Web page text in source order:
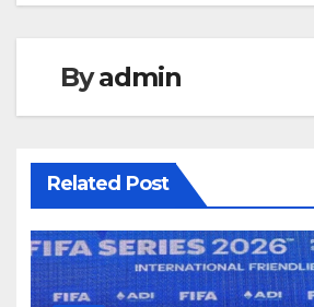
Byadmin
Related Post